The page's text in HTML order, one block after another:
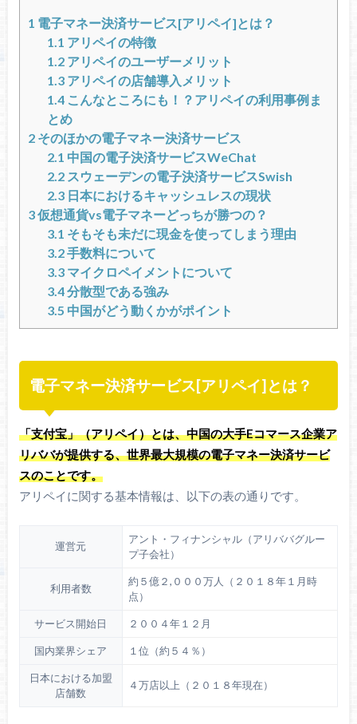
1 電子マネー決済サービス[アリペイ]とは？
1.1 アリペイの特徴
1.2アリペイのユーザーメリット
1.3アリペイの店舗導入メリット
1.4こんなところにも！？アリペイの利用事例ま
とめ
2そのほかの電子マネー決済サービス
2.1 中国の電子決済サービスWeChat
2.2スウェーデンの電子決済サービスSwish
2.3日本におけるキャッシュレスの現状
3仮想通貨vs電子マネーどっちが勝つの？
3.1 そもそも未だに現金を使ってしまう理由
3.2手数料について
3.3マイクロペイメントについて
3.4分散型である強み
3.5 中国がどう動くかがポイント
電子マネー決済サービス[アリペイ]とは？
「支付宝」（アリペイ）とは、中国の大手Eコマース企業ア
リババが提供する、世界最大規模の電子マネー決済サービ
スのことです。
アリペイに関する基本情報は、以下の表の通りです。
運営元
アント・フィナンシャル（アリババグルー
プ子会社）
利用者数
約５億２,０００万人（２０１８年１月時
点）
サービス開始日 ２００４年１２月
国内業界シェア １位（約５４％）
日本における加盟
店舗数
４万店以上（２０１８年現在）